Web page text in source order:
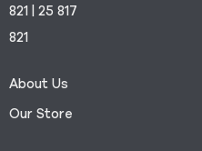
821 | 25 817
821
About Us
Our Store